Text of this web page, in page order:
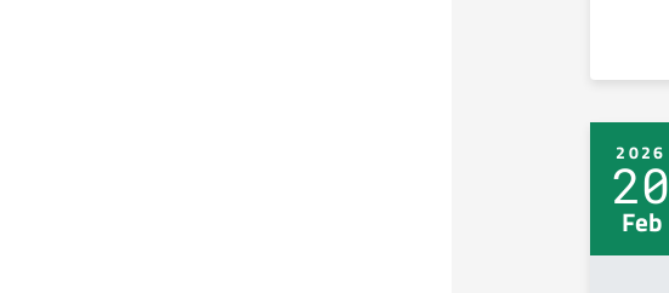
2026
20
Feb